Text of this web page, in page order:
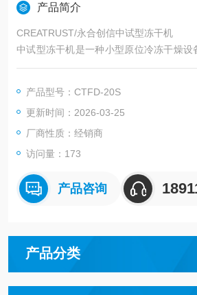
产品简介
CREATRUST/永合创信中试型冻干机
中试型冻干机是一种小型原位冷冻干燥设
车间以及食品、中药材等冷冻干燥处理
燥技术是一种结构设计，防止物料转移过
干燥升华的自动化。
产品型号：CTFD-20S
更新时间：2026-03-25
厂商性质：经销商
访问量：173
产品咨询
产品分类